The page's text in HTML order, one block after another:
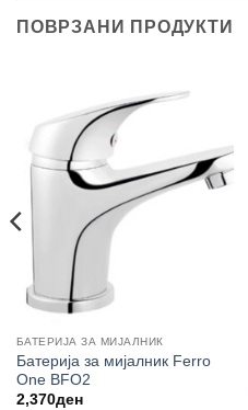
ПОВРЗАНИ ПРОДУКТИ
БАТЕРИЈА ЗА МИЈАЛНИК
Батерија за мијалник Ferro
One BFO2
2,370ден